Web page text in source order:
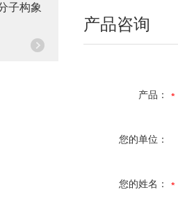
子构象
产品咨询
产品：
您的单位：
您的姓名：